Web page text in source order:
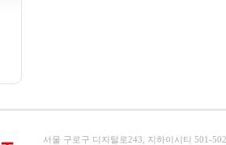
서울 구로구 디지털로243, 지하이시티 501-